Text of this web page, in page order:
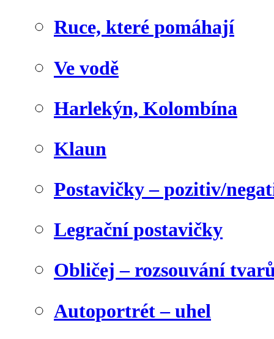
Ruce, které pomáhají
Ve vodě
Harlekýn, Kolombína
Klaun
Postavičky – pozitiv/
Legrační postavičky
Obličej – rozsouvání
Autoportrét – uhel